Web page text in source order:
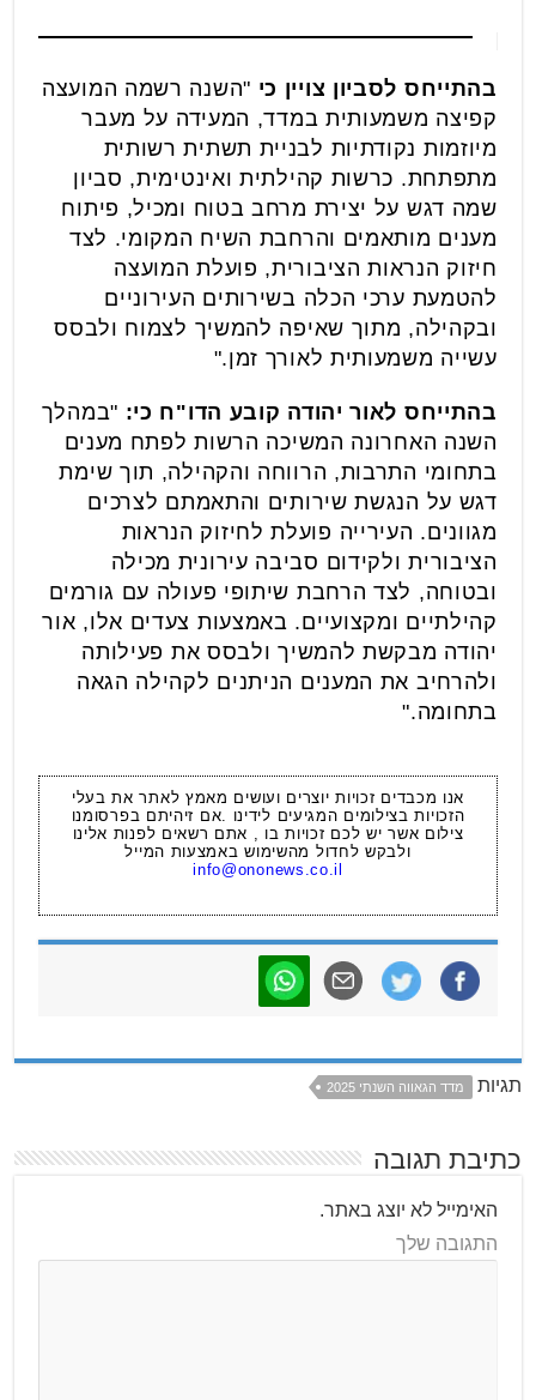
בהתייחס לסביון צויין כי "השנה רשמה המועצה
קפיצה משמעותית במדד, המעידה על מעבר
מיוזמות נקודתיות לבניית תשתית רשותית
מתפתחת. כרשות קהילתית ואינטימית, סביון
שמה דגש על יצירת מרחב בטוח ומכיל, פיתוח
מענים מותאמים והרחבת השיח המקומי. לצד
חיזוק הנראות הציבורית, פועלת המועצה
להטמעת ערכי הכלה בשירותים העירוניים
ובקהילה, מתוך שאיפה להמשיך לצמוח ולבסס
עשייה משמעותית לאורך זמן."
בהתייחס לאור יהודה קובע הדו"ח כי: "במהלך
השנה האחרונה המשיכה הרשות לפתח מענים
בתחומי התרבות, הרווחה והקהילה, תוך שימת
דגש על הנגשת שירותים והתאמתם לצרכים
מגוונים. העירייה פועלת לחיזוק הנראות
הציבורית ולקידום סביבה עירונית מכילה
ובטוחה, לצד הרחבת שיתופי פעולה עם גורמים
קהילתיים ומקצועיים. באמצעות צעדים אלו, אור
יהודה מבקשת להמשיך ולבסס את פעילותה
ולהרחיב את המענים הניתנים לקהילה הגאה
בתחומה."
אנו מכבדים זכויות יוצרים ועושים מאמץ לאתר את בעלי
הזכויות בצילומים המגיעים לידינו .אם זיהיתם בפרסומנו
צילום אשר יש לכם זכויות בו , אתם רשאים לפנות אלינו
ולבקש לחדול מהשימוש באמצעות המייל
info@ononews.co.il
תגיות מדד הגאווה השנתי 2025
כתיבת תגובה
האימייל לא יוצג באתר.
התגובה שלך